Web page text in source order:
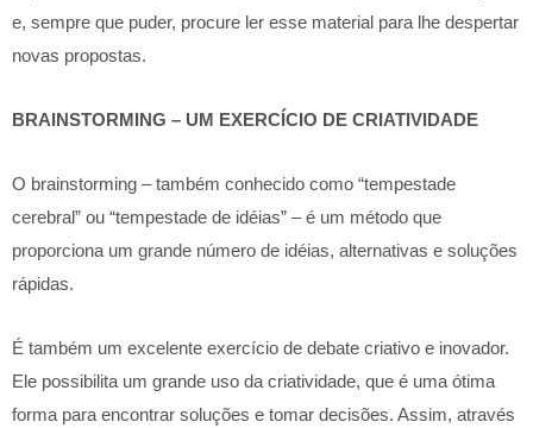
e, sempre que puder, procure ler esse material para lhe despertar
novas propostas.
BRAINSTORMING – UM EXERCÍCIO DE CRIATIVIDADE
O brainstorming – também conhecido como “tempestade
cerebral” ou “tempestade de idéias” – é um método que
proporciona um grande número de idéias, alternativas e soluções
rápidas.
É também um excelente exercício de debate criativo e inovador.
Ele possibilita um grande uso da criatividade, que é uma ótima
forma para encontrar soluções e tomar decisões. Assim, através